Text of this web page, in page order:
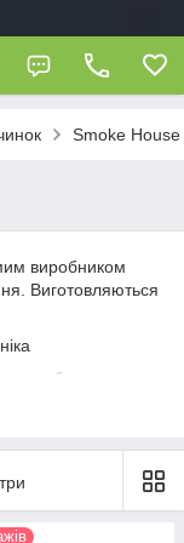
Smoke House
виробником
Виготовляються
вибрати